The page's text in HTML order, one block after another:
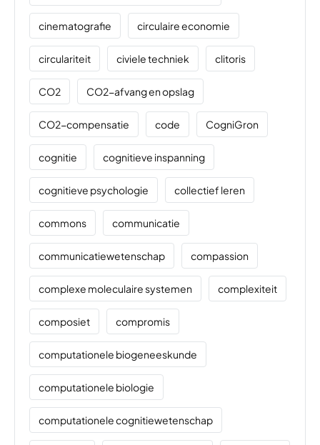
cinematografie circulaire economie
circulariteit civiele techniek clitoris
CO2 CO2-afvang en opslag
CO2-compensatie code CogniGron
cognitie cognitieve inspanning
cognitieve psychologie collectief leren
commons communicatie
communicatiewetenschap compassion
complexe moleculaire systemen complexiteit
composiet compromis
computationele biogeneeskunde
computationele biologie
computationele cognitiewetenschap